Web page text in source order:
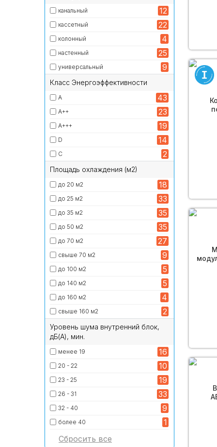
канальный 12
кассетный 22
колонный 4
настенный 25
универсальный 9
Класс Энергоэффективности
A 43
A++ 23
A+++ 19
D 14
С 2
Площадь охлаждения (м2)
до 20 м2 18
до 25 м2 33
до 35 м2 35
до 50 м2 35
до 70 м2 27
свыше 70 м2 9
до 100 м2 5
до 140 м2 5
до 160 м2 4
свыше 160 м2 2
Уровень шума внутренний блок,
дБ(А), мин.
менее 19 16
20 - 22 10
23 - 25 19
26 - 31 33
32 - 40 9
более 40 1